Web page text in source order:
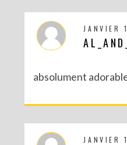
RECETTES ET CRÉATIONS
JANVIER
absolument
JANVIER